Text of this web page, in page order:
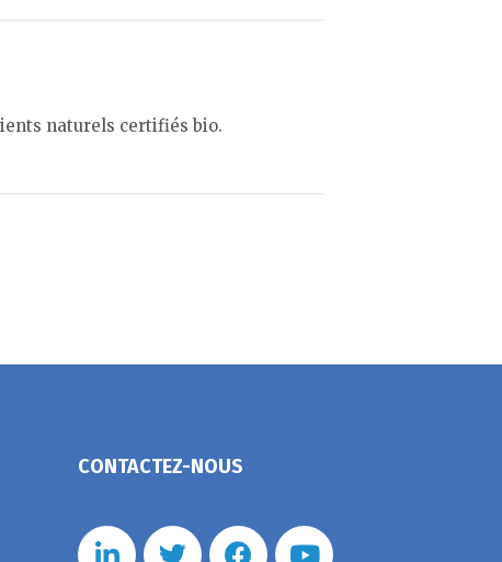
naturels certifiés bio.
CONTACTEZ-NOUS